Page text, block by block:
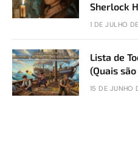
Sherlock
1 DE JULHO
Lista de
(Quais
15 DE JUNHO